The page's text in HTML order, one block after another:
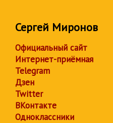
Сергей Миронов
Официальный сайт
Интернет-приёмная
Telegram
Дзен
Twitter
ВКонтакте
Одноклассники